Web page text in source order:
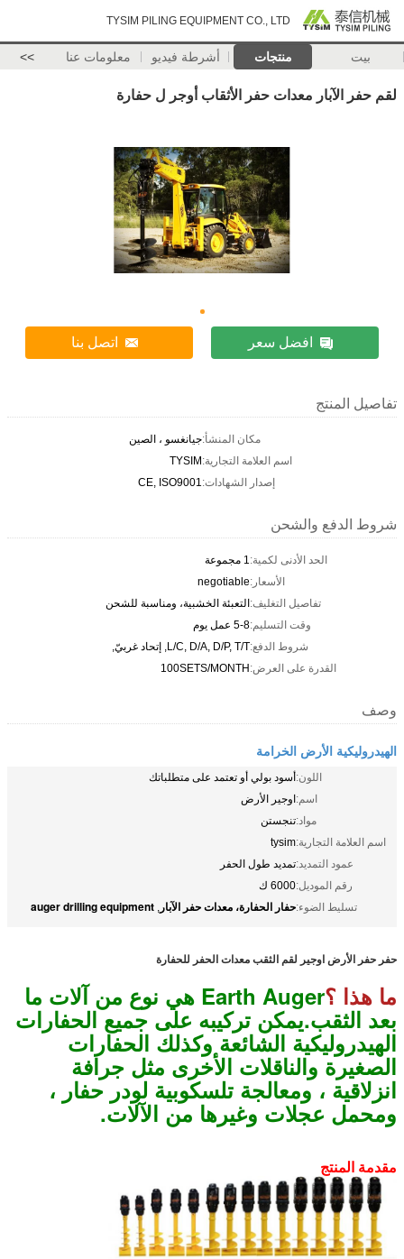
TYSIM PILING EQUIPMENT CO., LTD
بيت منتجات أشرطة فيديو معلومات عنا >>
لقم حفر الآبار معدات حفر الأثقاب أوجر ل حفارة
افضل سعر اتصل بنا
تفاصيل المنتج
مكان المنشأ:جيانغسو ، الصين
اسم العلامة التجارية:TYSIM
إصدار الشهادات:CE, ISO9001
شروط الدفع والشحن
الحد الأدنى لكمية:1 مجموعة
الأسعار:negotiable
تفاصيل التغليف:التعبئة الخشبية، ومناسبة للشحن
وقت التسليم:5-8 عمل يوم
شروط الدفع:L/C, D/A, D/P, T/T, إتحاد غربيّ,
القدرة على العرض:100SETS/MONTH
وصف
الهيدروليكية الأرض الخرامة
اللون:أسود بولي أو تعتمد على متطلباتك
اسم:اوجير الأرض
مواد:تنجستن
اسم العلامة التجارية:tysim
عمود التمديد:تمديد طول الحفر
رقم الموديل:6000 ك
تسليط الضوء:حفار الحفارة، معدات حفر الآبار ,
auger drilling equipment
حفر حفر الأرض اوجير لقم الثقب معدات الحفر للحفارة
ما هذا ؟ Earth Auger هي نوع من آلات ما
بعد الثقب.يمكن تركيبه على جميع الحفارات
الهيدروليكية الشائعة وكذلك الحفارات
الصغيرة والناقلات الأخرى مثل جرافة
انزلاقية ، ومعالجة تلسكوبية لودر حفار ،
ومحمل عجلات وغيرها من الآلات.
مقدمة المنتج